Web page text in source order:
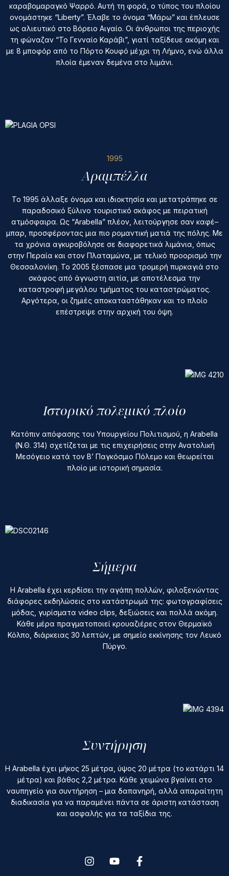
καραβομαραγκό Ψαρρό. Αυτή τη φορά, ο τύπος του πλοίου
ονομάστηκε “Liberty”. Έλαβε το όνομα “Μάρω” και έπλευσε
ως αλιευτικό στο Βόρειο Αιγαίο. Οι άνθρωποι της περιοχής
τη φώναζαν “Το Γενναίο Καράβι”, γιατί ταξίδευε ακόμη και
με 8 μποφόρ από το Πόρτο Κουφό μέχρι τη Λήμνο, ενώ άλλα
πλοία έμεναν δεμένα στο λιμάνι.
1995
Αραμπέλλα
Το 1995 άλλαξε όνομα και ιδιοκτησία και μετατράπηκε σε
παραδοσικό ξύλινο τουριστικό σκάφος με πειρατική
ατμόσφαιρα. Ως “Arabella” πλέον, λειτούργησε σαν καφέ–
μπαρ, προσφέροντας μια πιο ρομαντική ματιά της πόλης. Με
τα χρόνια αγκυροβόλησε σε διαφορετικά λιμάνια, όπως
στην Περαία και στον Πλαταμώνα, με τελικό προορισμό την
Θεσσαλονίκη. Το 2005 ξέσπασε μια τρομερή πυρκαγιά στο
σκάφος από άγνωστη αιτία, με αποτέλεσμα την
καταστροφή μεγάλου τμήματος του καταστρώματος.
Αργότερα, οι ζημιές αποκαταστάθηκαν και το πλοίο
επέστρεψε στην αρχική του όψη.
Ιστορικό πολεμικό πλοίο
Κατόπιν απόφασης του Υπουργείου Πολιτισμού, η Arabella
(Ν.Θ. 314) σχετίζεται με τις επιχειρήσεις στην Ανατολική
Μεσόγειο κατά τον Β’ Παγκόσμιο Πόλεμο και θεωρείται
πλοίο με ιστορική σημασία.
Σήμερα
Η Arabella έχει κερδίσει την αγάπη πολλών, φιλοξενώντας
διάφορες εκδηλώσεις στο κατάστρωμά της: φωτογραφίσεις
μόδας, γυρίσματα video clips, δεξιώσεις και πολλά ακόμη.
Κάθε μέρα πραγματοποιεί κρουαζιέρες στον Θερμαϊκό
Κόλπο, διάρκειας 30 λεπτών, με σημείο εκκίνησης τον Λευκό
Πύργο.
Συντήρηση
Η Arabella έχει μήκος 25 μέτρα, ύψος 20 μέτρα (το κατάρτι 14
μέτρα) και βάθος 2,2 μέτρα. Κάθε χειμώνα βγαίνει στο
ναυπηγείο για συντήρηση – μια δαπανηρή, αλλά απαραίτητη
διαδικασία για να παραμένει πάντα σε άριστη κατάσταση
και ασφαλής για τα ταξίδια της.